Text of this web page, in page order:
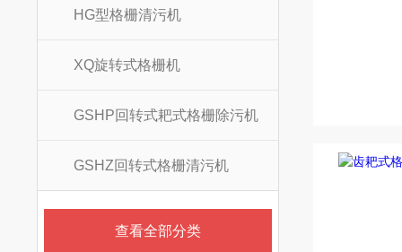
HG型格栅清污机
XQ旋转式格栅机
GSHP回转式耙式格栅除污机
GSHZ回转式格栅清污机
查看全部分类